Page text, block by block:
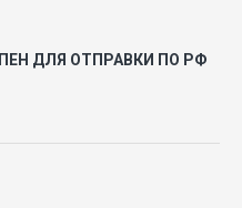
ДЛЯ ОТПРАВКИ ПО РФ